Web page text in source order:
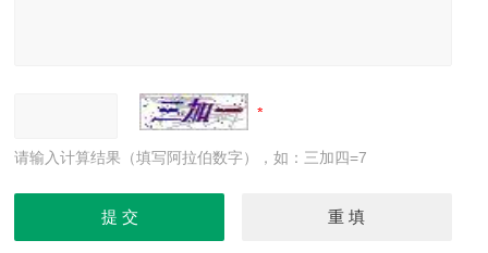
请输入计算结果（填写阿拉伯数字），如：三加四=7